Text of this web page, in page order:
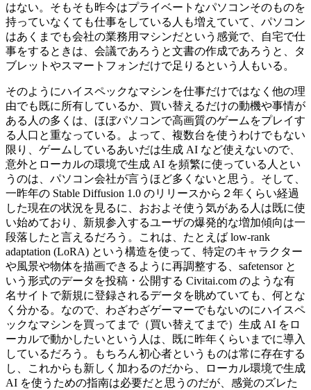
はない。そもそも昨今はプライベートなパソコンそのものを
持っていなくても仕事をしている人も増えていて、パソコン
はあくまでも会社の業務用マシンだという感覚で、自宅で仕
事をするときは、会議であろうと文書の作成であろうと、タ
ブレットやスマートフォンだけで足りるという人もいる。
そのようにハイスペックなマシンを仕事だけではなく他の理
由でも既に所有しているか、買い替えるだけの動機や事情が
ある人の多くは、ほぼパソコンで高画質のゲームをプレイす
る人口と重なっている。よって、複数台を使うわけでもない
限り、ゲームしているあいだは生成 AI など使えないので、
意外とローカルの環境で生成 AI を頻繁に使っている人とい
うのは、パソコン会社が言うほど多くないと思う。そして、
一昨年の Stable Diffusion 1.0 のリリースから２年くらい経過
した現在の状況を見るに、おおよそ使う気がある人は既に使
い始めており、新規参入するユーザの爆発的な増加傾向は一
段落したと言えるだろう。これは、たとえば low-rank
adaptation (LoRA) という構造を使って、特定のキャラクター
や風景や物体を描画できるように再調整する、safetensor と
いう形式のデータを投稿・公開する Civitai.com のような有
名サイトで新規に登録されるデータを眺めていても、何とな
く分かる。なので、わざわざゲーマーでもないのにハイスペ
ックなマシンを買ってまで（買い替えてまで）生成 AI をロ
ーカルで動かしたいという人は、既に昨年くらいまでに導入
しているだろう。もちろん初心者というものは常に存在する
し、これからも新しく加わるのだから、ローカル環境で生成
AI を使うための指南は必要だと思うのだが、感覚のズレた